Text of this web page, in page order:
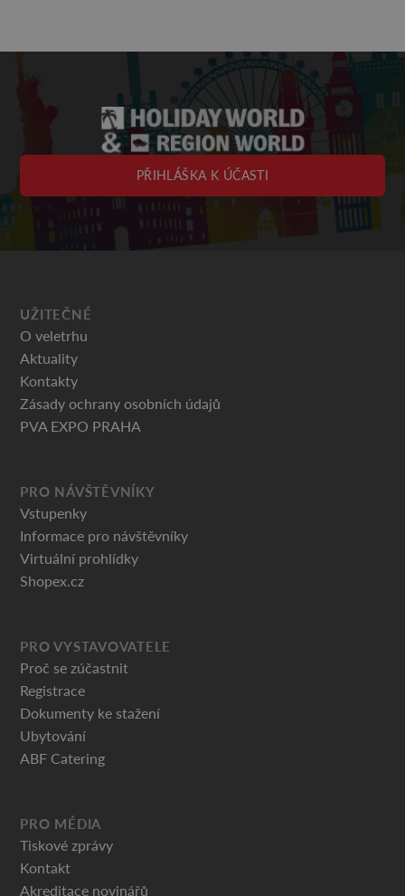
PŘIHLÁŠKA K ÚČASTI
UŽITEČNÉ
O veletrhu
Aktuality
Kontakty
Zásady ochrany osobních údajů
PVA EXPO PRAHA
PRO NÁVŠTĚVNÍKY
Vstupenky
Informace pro návštěvníky
Virtuální prohlídky
Shopex.cz
PRO VYSTAVOVATELE
Proč se zúčastnit
Registrace
Dokumenty ke stažení
Ubytování
ABF Catering
PRO MÉDIA
Tiskové zprávy
Kontakt
Akreditace novinářů